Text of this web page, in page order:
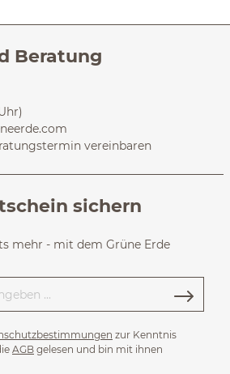
Beratung
vereinbaren
sichern
mehr - mit dem Grüne Erde
zur Kenntnis
AGB gelesen und bin mit ihnen